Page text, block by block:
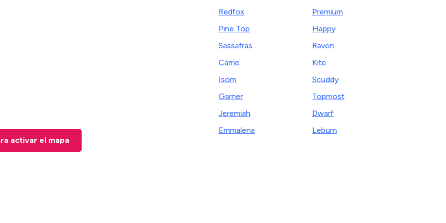
activar el mapa
Redfox
Pine Top
Sassafras
Carrie
Isom
Garner
Jeremiah
Emmalena
Premium
Happy
Raven
Kite
Scuddy
Topmost
Dwarf
Leburn